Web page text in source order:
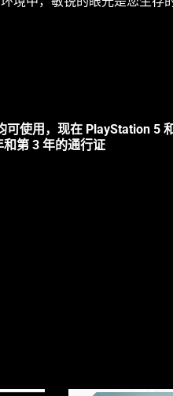
使用，现在 PlayStation 5
第 3 年的通行证